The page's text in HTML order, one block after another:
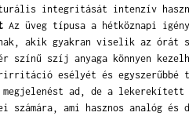
integritását intenzív
Az üveg típusa a hétköznapi
akik gyakran viselik az órát
színű szíj anyaga könnyen
esélyét és egyszerűbbé
megjelenést ad, de a lekerekített
számára, ami hasznos analóg